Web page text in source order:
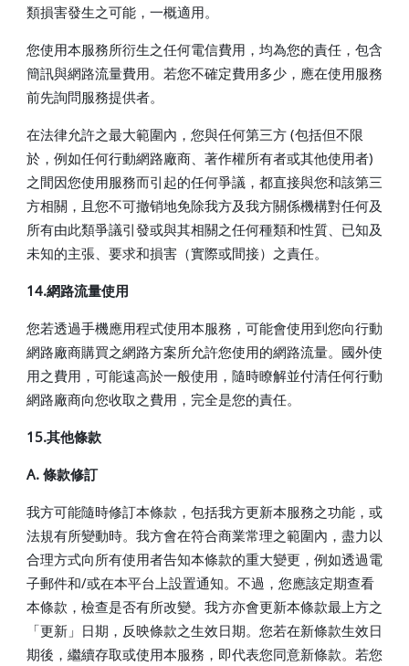
類損害發生之可能，一概適用。
您使用本服務所衍生之任何電信費用，均為您的責任，包含
簡訊與網路流量費用。若您不確定費用多少，應在使用服務
前先詢問服務提供者。
在法律允許之最大範圍內，您與任何第三方 (包括但不限
於，例如任何行動網路廠商、著作權所有者或其他使用者)
之間因您使用服務而引起的任何爭議，都直接與您和該第三
方相關，且您不可撤销地免除我方及我方關係機構對任何及
所有由此類爭議引發或與其相關之任何種類和性質、已知及
未知的主張、要求和損害（實際或間接）之責任。
14.網路流量使用
您若透過手機應用程式使用本服務，可能會使用到您向行動
網路廠商購買之網路方案所允許您使用的網路流量。國外使
用之費用，可能遠高於一般使用，隨時瞭解並付清任何行動
網路廠商向您收取之費用，完全是您的責任。
15.其他條款
A. 條款修訂
我方可能隨時修訂本條款，包括我方更新本服務之功能，或
法規有所變動時。我方會在符合商業常理之範圍內，盡力以
合理方式向所有使用者告知本條款的重大變更，例如透過電
子郵件和/或在本平台上設置通知。不過，您應該定期查看
本條款，檢查是否有所改變。我方亦會更新本條款最上方之
「更新」日期，反映條款之生效日期。您若在新條款生效日
期後，繼續存取或使用本服務，即代表您同意新條款。若您